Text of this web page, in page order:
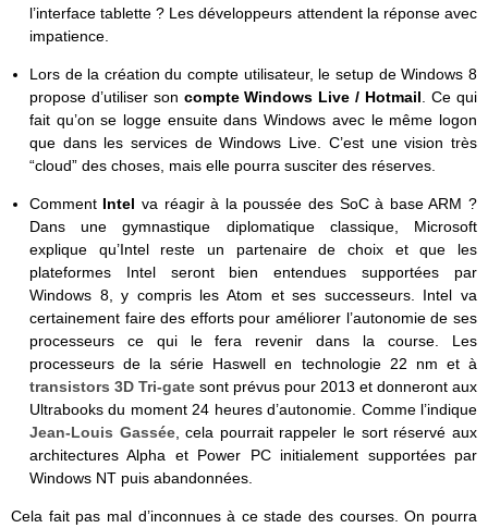
l’interface tablette ? Les développeurs attendent la réponse avec
impatience.
Lors de la création du compte utilisateur, le setup de Windows 8
propose d’utiliser son compte Windows Live / Hotmail . Ce qui
fait qu’on se logge ensuite dans Windows avec le même logon
que dans les services de Windows Live. C’est une vision très
“cloud” des choses, mais elle pourra susciter des réserves.
Comment Intelva réagir à la poussée des SoC à base ARM ?
Dans une gymnastique diplomatique classique, Microsoft
explique qu’Intel reste un partenaire de choix et que les
plateformes Intel seront bien entendues supportées par
Windows 8, y compris les Atom et ses successeurs. Intel va
certainement faire des efforts pour améliorer l’autonomie de ses
processeurs ce qui le fera revenir dans la course. Les
processeurs de la série Haswell en technologie 22 nm et à
transistors 3D Tri-gatesont prévus pour 2013 et donneront aux
Ultrabooks du moment 24 heures d’autonomie. Comme l’indique
Jean-Louis Gassée, cela pourrait rappeler le sort réservé aux
architectures Alpha et Power PC initialement supportées par
Windows NT puis abandonnées.
Cela fait pas mal d’inconnues à ce stade des courses. On pourra